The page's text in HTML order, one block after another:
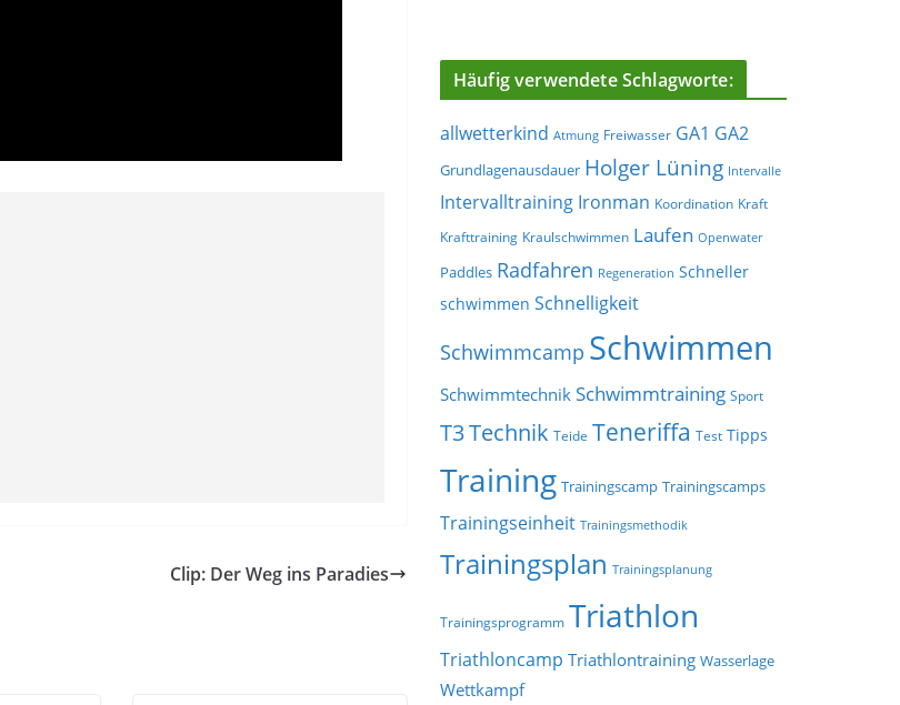
Clip: Der Weg ins Paradies
Häufig verwendete Schlagworte:
allwetterkind Atmung Freiwasser GA1 GA2
Grundlagenausdauer Holger Lüning Intervalle
Intervalltraining Ironman Koordination Kraft
Krafttraining Kraulschwimmen Laufen Openwater
Paddles Radfahren Regeneration Schneller
schwimmen Schnelligkeit
Schwimmcamp Schwimmen
Schwimmtechnik Schwimmtraining Sport
T3Technik Teide Teneriffa Test Tipps
Training Trainingscamp Trainingscamps
Trainingseinheit Trainingsmethodik
Trainingsplan Trainingsplanung
Trainingsprogramm Triathlon
Triathloncamp Triathlontraining Wasserlage
Wettkampf